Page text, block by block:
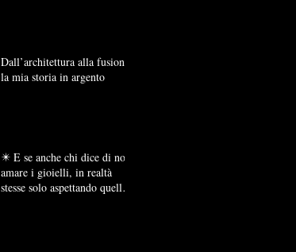
Dall’architettura alla fusione:
la mia storia in argento
✴️ E se anche chi dice di non
amare i gioielli, in realtà
stesse solo aspettando quello